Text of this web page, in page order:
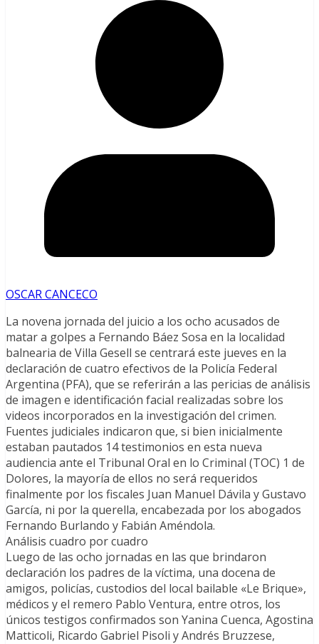
OSCAR CANCECO
La novena jornada del juicio a los ocho acusados de
matar a golpes a Fernando Báez Sosa en la localidad
balnearia de Villa Gesell se centrará este jueves en la
declaración de cuatro efectivos de la Policía Federal
Argentina (PFA), que se referirán a las pericias de análisis
de imagen e identificación facial realizadas sobre los
videos incorporados en la investigación del crimen.
Fuentes judiciales indicaron que, si bien inicialmente
estaban pautados 14 testimonios en esta nueva
audiencia ante el Tribunal Oral en lo Criminal (TOC) 1 de
Dolores, la mayoría de ellos no será requeridos
finalmente por los fiscales Juan Manuel Dávila y Gustavo
García, ni por la querella, encabezada por los abogados
Fernando Burlando y Fabián Améndola.
Análisis cuadro por cuadro
Luego de las ocho jornadas en las que brindaron
declaración los padres de la víctima, una docena de
amigos, policías, custodios del local bailable «Le Brique»,
médicos y el remero Pablo Ventura, entre otros, los
únicos testigos confirmados son Yanina Cuenca, Agostina
Matticoli, Ricardo Gabriel Pisoli y Andrés Bruzzese,